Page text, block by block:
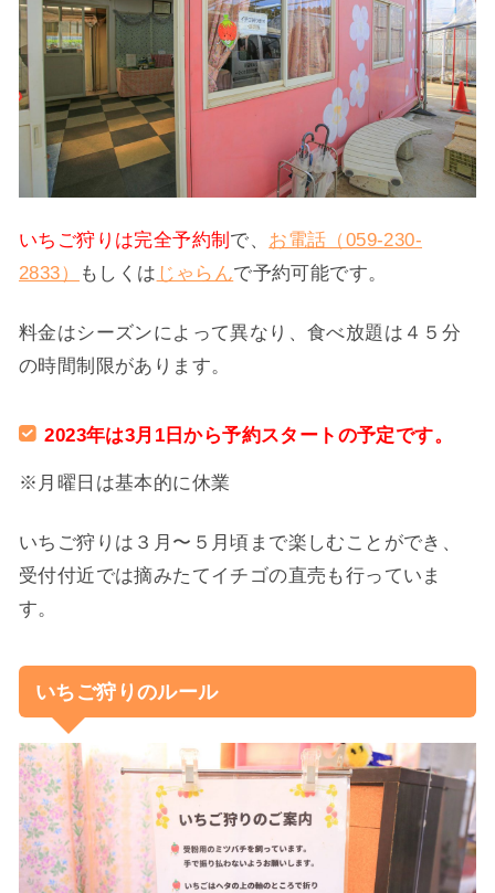
いちご狩りは完全予約制 で、 お電話（059-230-
2833）
もしくは じゃらんで予約可能です。
料金はシーズンによって異なり、食べ放題は４５分
の時間制限があります。
2023年は3月1日から予約スタートの予定です。
※月曜日は基本的に休業
いちご狩りは３月〜５月頃まで楽しむことができ、
受付付近では摘みたてイチゴの直売も行っていま
す。
いちご狩りのルール